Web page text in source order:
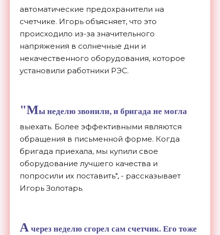
автоматические предохранители на
счетчике. Игорь объясняет, что это
происходило из-за значительного
напряжения в солнечные дни и
некачественного оборудования, которое
установили работники РЭС.
"Мы неделю звонили, и бригада не могла
выехать. Более эффективными являются
обращения в письменной форме. Когда
бригада приехала, мы купили свое
оборудование лучшего качества и
попросили их поставить", - рассказывает
Игорь Золотарь.
А через неделю сгорел сам счетчик. Его тоже